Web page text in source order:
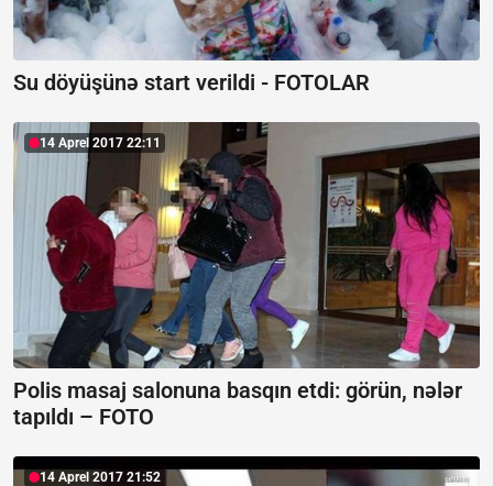
Su döyüşünə start verildi - FOTOLAR
14 Aprel 2017 22:11
Polis masaj salonuna basqın etdi: görün, nələr
tapıldı – FOTO
14 Aprel 2017 21:52